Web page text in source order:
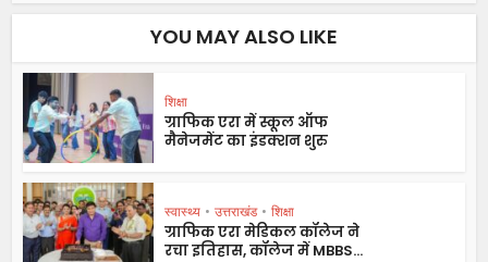
YOU MAY ALSO LIKE
शिक्षा
ग्राफिक एरा में स्कूल ऑफ
मैनेजमेंट का इंडक्शन शुरु
स्वास्थ्य • उत्तराखंड • शिक्षा
ग्राफिक एरा मेडिकल कॉलेज ने
रचा इतिहास, कॉलेज में MBBS...